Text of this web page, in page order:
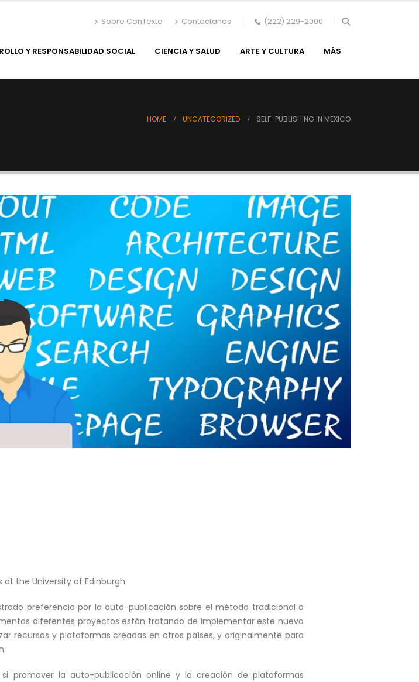
Sobre ConTexto Contáctanos (222) 229-2000
Y RESPONSABILIDAD SOCIAL CIENCIA Y SALUD ARTE Y CULTURA MÁS
HOME UNCATEGORIZED SELF-PUBLISHING IN MEXICO
at the University of Edinburgh
preferencia por la auto-publicación sobre el método tradicional a
diferentes proyectos están tratando de implementar este nuevo
recursos y plataformas creadas en otros países, y originalmente para
promover la auto-publicación online y la creación de plataformas